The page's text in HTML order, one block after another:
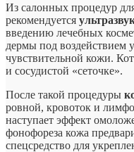
Из салонных процедур
рекомендуется
введению лечебных
дермы под воздействием
чувствительной кожи.
и сосудистой «сеточке».
После такой процедуры
ровной, кровоток и
наступает эффект
фонофореза кожа
спецсредство для